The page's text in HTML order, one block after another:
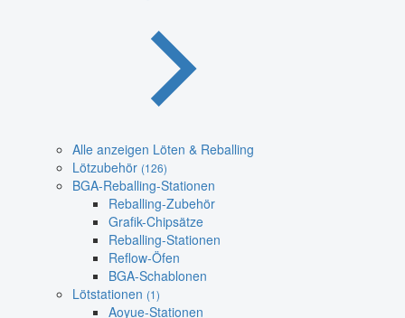
Alle anzeigen Löten & Reballing
Lötzubehör (126)
BGA-Reballing-Stationen
Reballing-Zubehör
Grafik-Chipsätze
Reballing-Stationen
Reflow-Öfen
BGA-Schablonen
Lötstationen (1)
Aoyue-Stationen